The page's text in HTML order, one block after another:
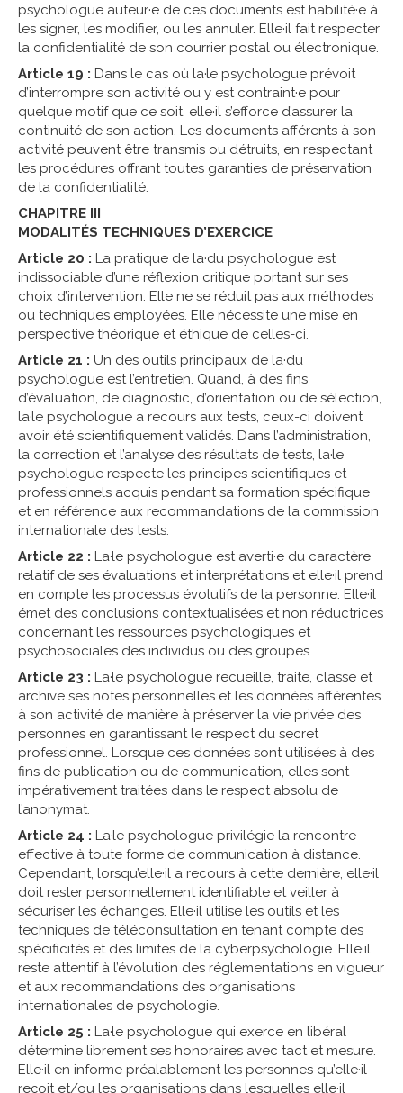
psychologue auteur·e de ces documents est habilité·e à
les signer, les modifier, ou les annuler. Elle·il fait respecter
la confidentialité de son courrier postal ou électronique.
Article 19 : Dans le cas où la·le psychologue prévoit
d’interrompre son activité ou y est contraint·e pour
quelque motif que ce soit, elle·il s’efforce d’assurer la
continuité de son action. Les documents afférents à son
activité peuvent être transmis ou détruits, en respectant
les procédures offrant toutes garanties de préservation
de la confidentialité.
CHAPITRE III
MODALITÉS TECHNIQUES D’EXERCICE
Article 20 : La pratique de la·du psychologue est
indissociable d’une réflexion critique portant sur ses
choix d’intervention. Elle ne se réduit pas aux méthodes
ou techniques employées. Elle nécessite une mise en
perspective théorique et éthique de celles-ci.
Article 21 : Un des outils principaux de la·du
psychologue est l’entretien. Quand, à des fins
d’évaluation, de diagnostic, d’orientation ou de sélection,
la·le psychologue a recours aux tests, ceux-ci doivent
avoir été scientifiquement validés. Dans l’administration,
la correction et l’analyse des résultats de tests, la·le
psychologue respecte les principes scientifiques et
professionnels acquis pendant sa formation spécifique
et en référence aux recommandations de la commission
internationale des tests.
Article 22 : La·le psychologue est averti·e du caractère
relatif de ses évaluations et interprétations et elle·il prend
en compte les processus évolutifs de la personne. Elle·il
émet des conclusions contextualisées et non réductrices
concernant les ressources psychologiques et
psychosociales des individus ou des groupes.
Article 23 : La·le psychologue recueille, traite, classe et
archive ses notes personnelles et les données afférentes
à son activité de manière à préserver la vie privée des
personnes en garantissant le respect du secret
professionnel. Lorsque ces données sont utilisées à des
fins de publication ou de communication, elles sont
impérativement traitées dans le respect absolu de
l’anonymat.
Article 24 : La·le psychologue privilégie la rencontre
effective à toute forme de communication à distance.
Cependant, lorsqu’elle·il a recours à cette dernière, elle·il
doit rester personnellement identifiable et veiller à
sécuriser les échanges. Elle·il utilise les outils et les
techniques de téléconsultation en tenant compte des
spécificités et des limites de la cyberpsychologie. Elle·il
reste attentif à l’évolution des réglementations en vigueur
et aux recommandations des organisations
internationales de psychologie.
Article 25 : La·le psychologue qui exerce en libéral
détermine librement ses honoraires avec tact et mesure.
Elle·il en informe préalablement les personnes qu’elle·il
reçoit et/ou les organisations dans lesquelles elle·il